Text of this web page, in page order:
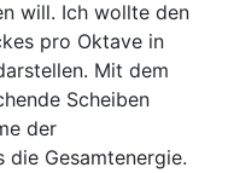
will. Ich wollte den
pro Oktave in
Mit dem
Scheiben
der
die Gesamtenergie.